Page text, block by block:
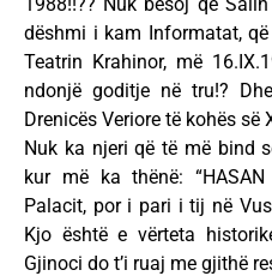
dëshmi i kam Informatat,
Teatrin Krahinor, më
ndonjë goditje në tru!?
Drenicës Veriore të kohës së
Nuk ka njeri që të më bind
kur më ka thënë: “HASAN
Palacit, por i pari i tij në
Kjo është e vërteta
Gjinoci do t’i ruaj me gjithë